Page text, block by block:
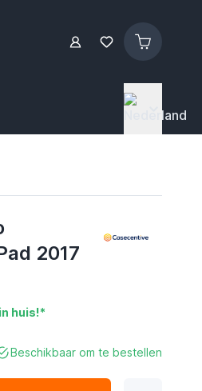
2017
huis!*
Beschikbaar om te bestellen